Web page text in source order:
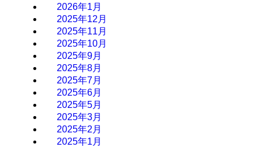
2026年1月
2025年12月
2025年11月
2025年10月
2025年9月
2025年8月
2025年7月
2025年6月
2025年5月
2025年3月
2025年2月
2025年1月